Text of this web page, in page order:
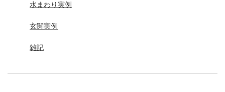
水まわり実例
玄関実例
雑記